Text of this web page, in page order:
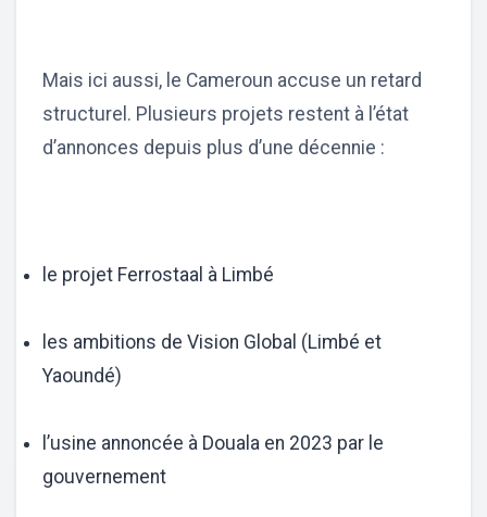
Mais ici aussi, le Cameroun accuse un retard
structurel. Plusieurs projets restent à l’état
d’annonces depuis plus d’une décennie :
le projet Ferrostaal à Limbé
les ambitions de Vision Global (Limbé et
Yaoundé)
l’usine annoncée à Douala en 2023 par le
gouvernement